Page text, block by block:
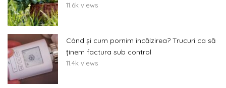
11.6k views
Când și cum pornim încălzirea? Trucuri ca să
ținem factura sub control
11.4k views